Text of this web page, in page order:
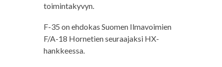
toimintakyvyn.
F-35 on ehdokas Suomen Ilmavoimien
F/A-18 Hornetien seuraajaksi HX-
hankkeessa.